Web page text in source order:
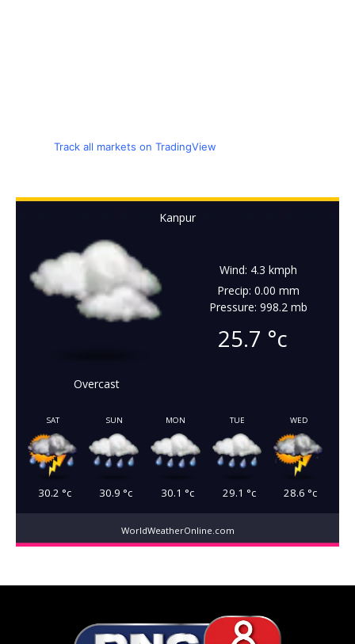
Track all markets on TradingView
Kanpur
Overcast
Wind: 4.3 kmph
Precip: 0.00 mm
Pressure: 998.2 mb
25.7 °c
SAT
30.2 °c
SUN
30.9 °c
MON
30.1 °c
TUE
29.1 °c
WED
28.6 °c
WorldWeatherOnline.com